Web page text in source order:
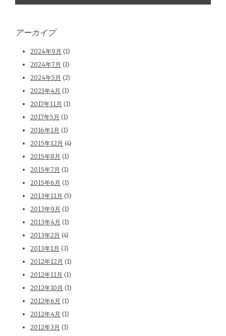
アーカイブ
2024年9月 (1)
2024年7月 (1)
2024年5月 (2)
2023年4月 (1)
2017年11月 (1)
2017年5月 (1)
2016年1月 (1)
2015年12月 (4)
2015年8月 (1)
2015年7月 (1)
2015年6月 (1)
2013年11月 (5)
2013年9月 (1)
2013年4月 (1)
2013年2月 (4)
2013年1月 (3)
2012年12月 (1)
2012年11月 (1)
2012年10月 (1)
2012年6月 (1)
2012年4月 (1)
2012年3月 (1)